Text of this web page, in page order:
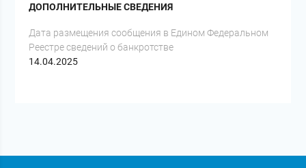
ДОПОЛНИТЕЛЬНЫЕ СВЕДЕНИЯ
Дата размещения сообщения в Едином Федеральном
Реестре сведений о банкротстве
14.04.2025